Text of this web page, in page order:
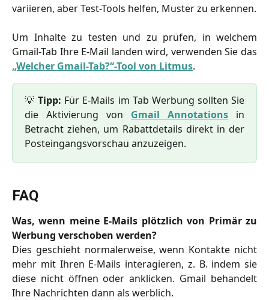
variieren, aber Test-Tools helfen, Muster zu erkennen.
Um Inhalte zu testen und zu prüfen, in welchem
Gmail-Tab Ihre E-Mail landen wird, verwenden Sie das
„Welcher Gmail-Tab?“-Tool von Litmus.
💡Tipp: Für E-Mails im Tab Werbung sollten Sie
die Aktivierung von Gmail Annotations in
Betracht ziehen, um Rabattdetails direkt in der
Posteingangsvorschau anzuzeigen.
FAQ
Was, wenn meine E-Mails plötzlich von Primär zu
Werbung verschoben werden?
Dies geschieht normalerweise, wenn Kontakte nicht
mehr mit Ihren E-Mails interagieren, z. B. indem sie
diese nicht öffnen oder anklicken. Gmail behandelt
Ihre Nachrichten dann als werblich.